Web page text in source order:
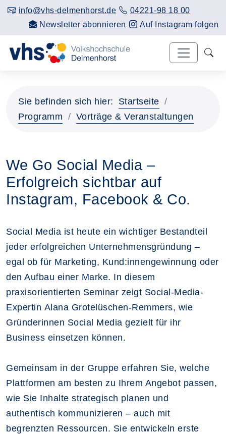
info@vhs-delmenhorst.de
04221-98 18 00
Newsletter abonnieren
Auf Instagram folgen
Sie befinden sich hier:
Startseite
Programm
Vorträge & Veranstaltungen
We Go Social Media –
Erfolgreich sichtbar auf
Instagram, Facebook & Co.
Social Media ist heute ein wichtiger Bestandteil
jeder erfolgreichen Unternehmensgründung –
egal ob für Marketing, Kund:innengewinnung oder
den Aufbau einer Marke. In diesem
praxisorientierten Seminar zeigt Social-Media-
Expertin Alana Grotelüschen-Remmers, wie
Gründerinnen Social Media gezielt für ihr
Business einsetzen können.
Gemeinsam in der Gruppe erfahren Sie, welche
Plattformen am besten zu Ihrem Angebot passen,
wie Sie Inhalte strategisch planen und
authentisch kommunizieren – auch mit
begrenzten Ressourcen. Sie entwickeln erste